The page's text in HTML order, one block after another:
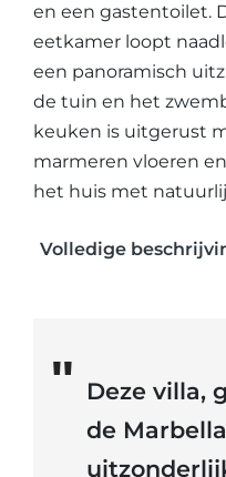
en een gastentoilet.
eetkamer loopt
een panoramisch
de tuin en het
keuken is uitgerust
marmeren vloeren
het huis met
Volledige
Deze villa,
de